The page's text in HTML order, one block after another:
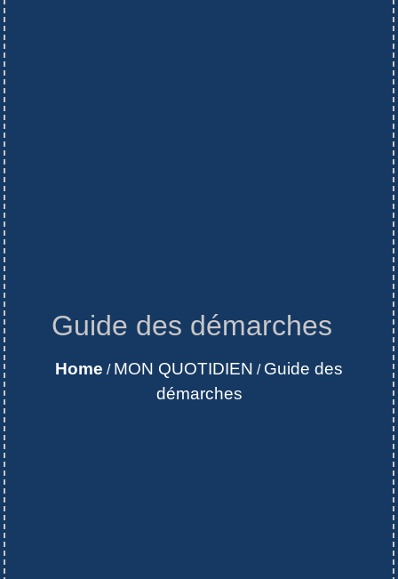
Guide des démarches
Home / MON QUOTIDIEN / Guide des
démarches